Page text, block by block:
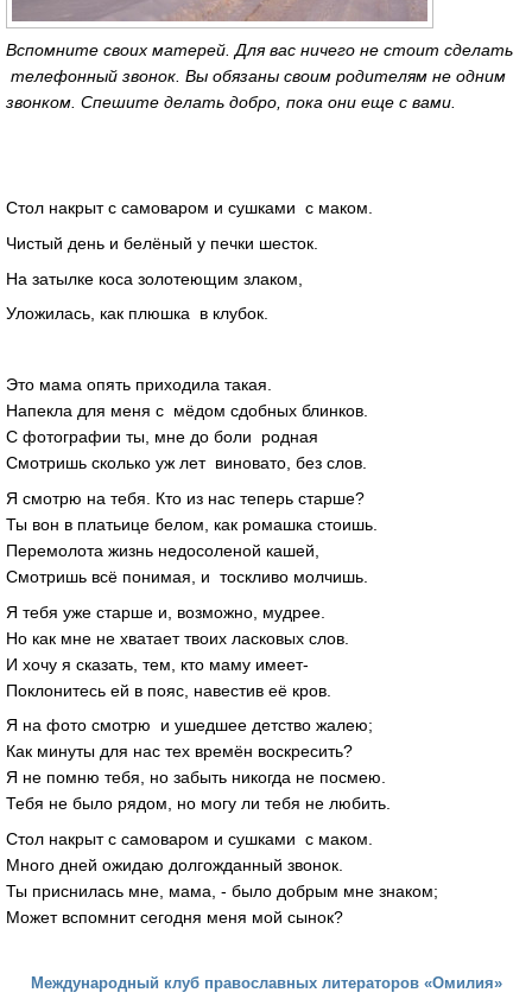
Вспомните своих матерей. Для вас ничего не стоит сделать
телефонный звонок. Вы обязаны своим родителям не одним
звонком. Спешите делать добро, пока они еще с вами.
Стол накрыт с самоваром и сушками c маком.
Чистый день и белёный у печки шесток.
На затылке коса золотеющим злаком,
Уложилась, как плюшка в клубок.
Это мама опять приходила такая.
Напекла для меня с мёдом сдобных блинков.
С фотографии ты, мне до боли родная
Смотришь сколько уж лет виновато, без слов.
Я смотрю на тебя. Кто из нас теперь старше?
Ты вон в платьице белом, как ромашка стоишь.
Перемолота жизнь недосоленой кашей,
Смотришь всё понимая, и тоскливо молчишь.
Я тебя уже старше и, возможно, мудрее.
Но как мне не хватает твоих ласковых слов.
И хочу я сказать, тем, кто маму имеет-
Поклонитесь ей в пояс, навестив её кров.
Я на фото смотрю и ушедшее детство жалею;
Как минуты для нас тех времён воскресить?
Я не помню тебя, но забыть никогда не посмею.
Тебя не было рядом, но могу ли тебя не любить.
Стол накрыт с самоваром и сушками c маком.
Много дней ожидаю долгожданный звонок.
Ты приснилась мне, мама, - было добрым мне знаком;
Может вспомнит сегодня меня мой сынок?
Международный клуб православных литераторов «Омилия»